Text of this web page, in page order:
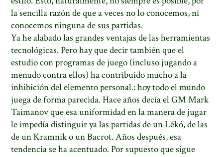
la sencilla razón de que a veces no lo conocemos, ni
conocemos ninguna de sus partidas.
Ya he alabado las grandes ventajas de las herramientas
tecnológicas. Pero hay que decir también que el
estudio con programas de juego (incluso jugando a
menudo contra ellos) ha contribuido mucho a la
inhibición del elemento personal.: hoy todo el mundo
juega de forma parecida. Hace años decía el GM Mark
Taimanov que esa uniformidad en la manera de jugar
le impedía distinguir ya las partidas de un Lékó, de las
de un Kramnik o un Bacrot. Años después, esa
tendencia se ha acentuado. Por supuesto que sigue